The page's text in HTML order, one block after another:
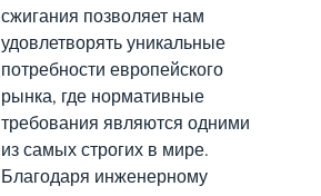
сжигания позволяет нам
удовлетворять уникальные
потребности европейского
рынка, где нормативные
требования являются одними
из самых строгих в мире.
Благодаря инженерному